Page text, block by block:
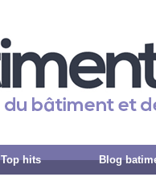
Top hits Blog